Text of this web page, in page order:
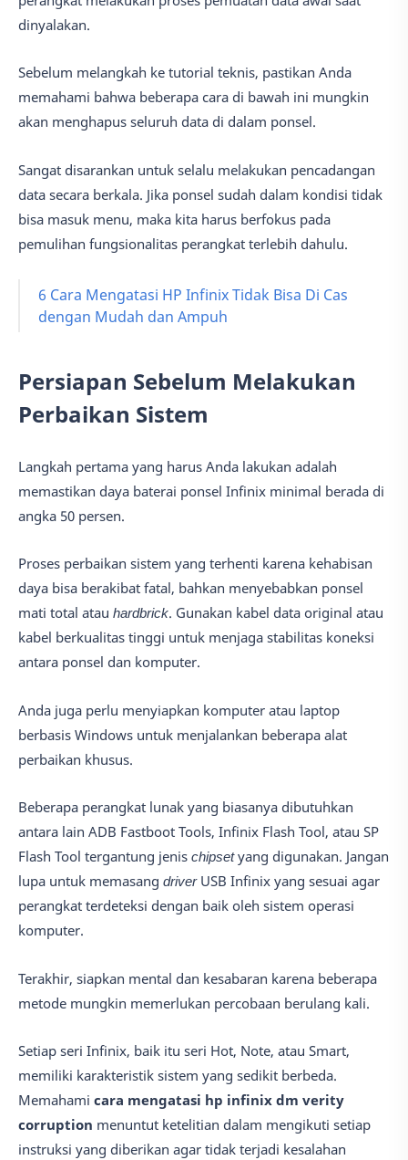
dinyalakan.
Sebelum melangkah ke tutorial teknis, pastikan Anda
memahami bahwa beberapa cara di bawah ini mungkin
akan menghapus seluruh data di dalam ponsel.
Sangat disarankan untuk selalu melakukan pencadangan
data secara berkala. Jika ponsel sudah dalam kondisi tidak
bisa masuk menu, maka kita harus berfokus pada
pemulihan fungsionalitas perangkat terlebih dahulu.
6 Cara Mengatasi HP Infinix Tidak Bisa Di Cas
dengan Mudah dan Ampuh
Persiapan Sebelum Melakukan
Perbaikan Sistem
Langkah pertama yang harus Anda lakukan adalah
memastikan daya baterai ponsel Infinix minimal berada di
angka 50 persen.
Proses perbaikan sistem yang terhenti karena kehabisan
daya bisa berakibat fatal, bahkan menyebabkan ponsel
mati total atau hardbrick. Gunakan kabel data original atau
kabel berkualitas tinggi untuk menjaga stabilitas koneksi
antara ponsel dan komputer.
Anda juga perlu menyiapkan komputer atau laptop
berbasis Windows untuk menjalankan beberapa alat
perbaikan khusus.
Beberapa perangkat lunak yang biasanya dibutuhkan
antara lain ADB Fastboot Tools, Infinix Flash Tool, atau SP
Flash Tool tergantung jenis chipsetyang digunakan. Jangan
lupa untuk memasang driverUSB Infinix yang sesuai agar
perangkat terdeteksi dengan baik oleh sistem operasi
komputer.
Terakhir, siapkan mental dan kesabaran karena beberapa
metode mungkin memerlukan percobaan berulang kali.
Setiap seri Infinix, baik itu seri Hot, Note, atau Smart,
memiliki karakteristik sistem yang sedikit berbeda.
Memahami cara mengatasi hp infinix dm verity
corruption menuntut ketelitian dalam mengikuti setiap
instruksi yang diberikan agar tidak terjadi kesalahan